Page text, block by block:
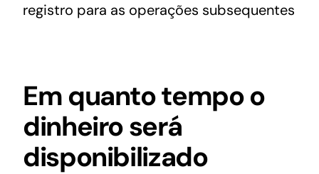
registro para as operações subsequentes
Em quanto tempo o
dinheiro será
disponibilizado